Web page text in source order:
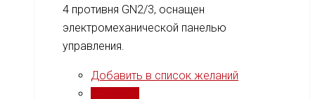
4 противня GN2/3, оснащен
электромеханической панелью
управления.
Добавить в список желаний